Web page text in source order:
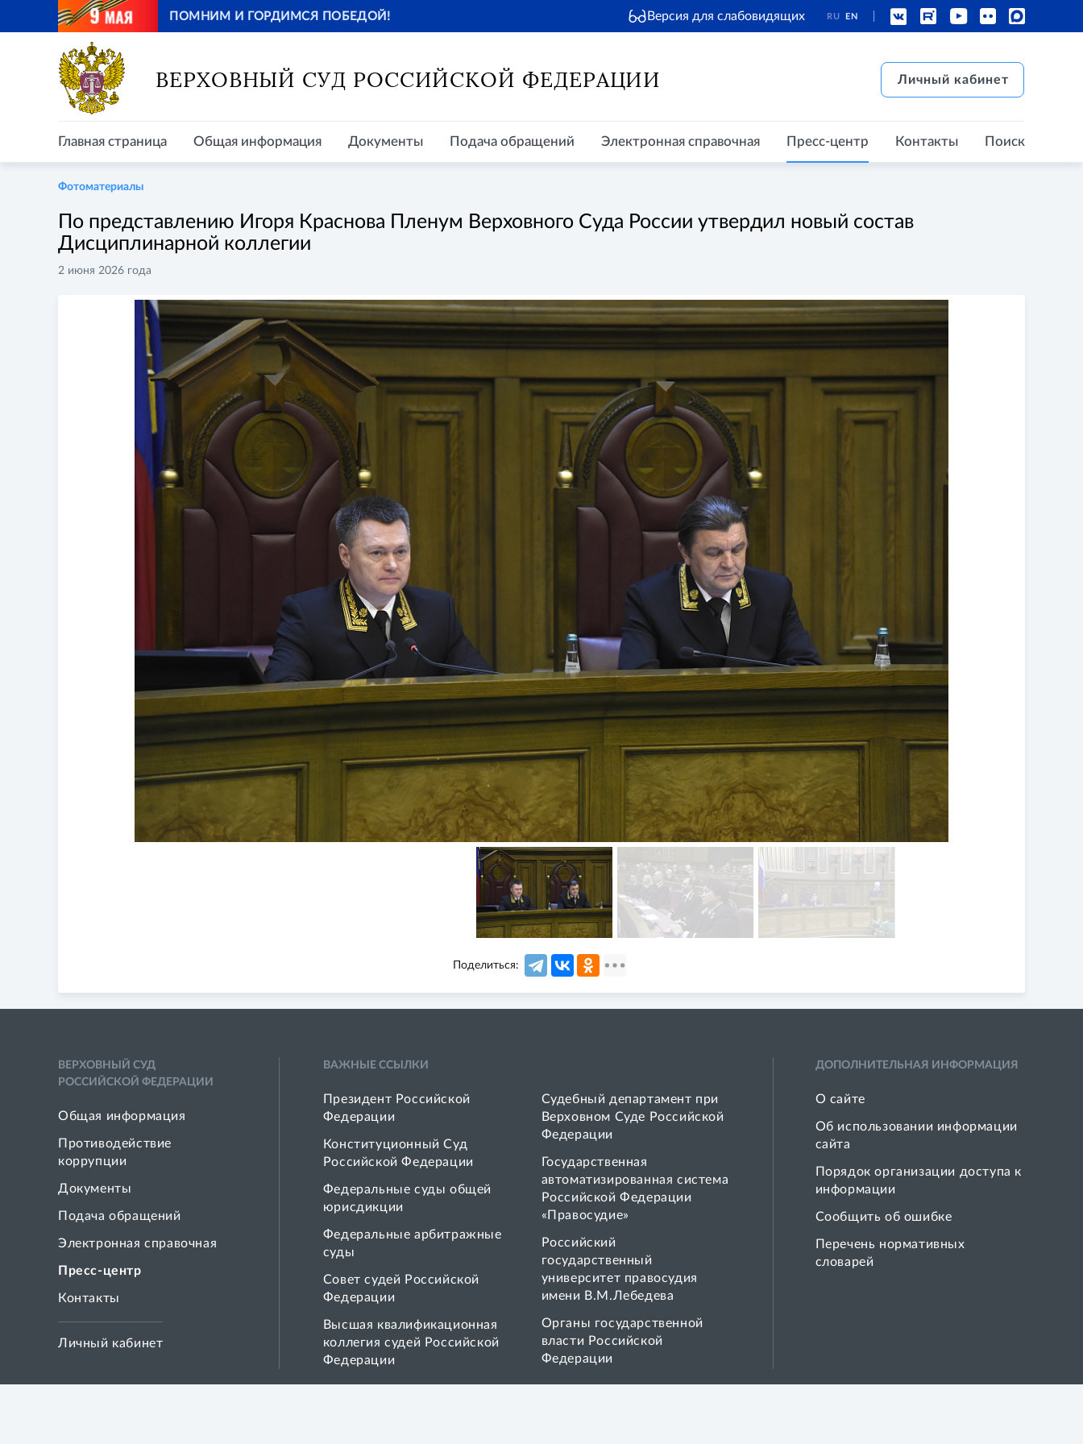
ПОМНИМ И ГОРДИМСЯ ПОБЕДОЙ! Версия для слабовидящих RU EN
Главная страница
ВЕРХОВНЫЙ СУД РОССИЙСКОЙ ФЕДЕРАЦИИ Личный кабинет
Главная страница Общая информация Документы Подача обращений Электронная справочная Пресс-центр Контакты Поиск
Фотоматериалы
По представлению Игоря Краснова Пленум Верховного Суда России утвердил новый состав
Дисциплинарной коллегии
2 июня 2026 года
Поделиться:
ВЕРХОВНЫЙ СУД
РОССИЙСКОЙ ФЕДЕРАЦИИ
Общая информация
Противодействие
коррупции
Документы
Подача обращений
Электронная справочная
Пресс-центр
Контакты
Личный кабинет
ВАЖНЫЕ ССЫЛКИ
Президент Российской
Федерации
Конституционный Суд
Российской Федерации
Федеральные суды общей
юрисдикции
Федеральные арбитражные
суды
Совет cудей Российской
Федерации
Высшая квалификационная
коллегия судей Российской
Федерации
Судебный департамент при
Верховном Суде Российской
Федерации
Государственная
автоматизированная система
Российской Федерации
«Правосудие»
Pоссийский
государственный
университет правосудия
имени В.М.Лебедева
Органы государственной
власти Российской
Федерации
ДОПОЛНИТЕЛЬНАЯ ИНФОРМАЦИЯ
О сайте
Об использовании информации
сайта
Порядок организации доступа к
информации
Сообщить об ошибке
Перечень нормативных
словарей